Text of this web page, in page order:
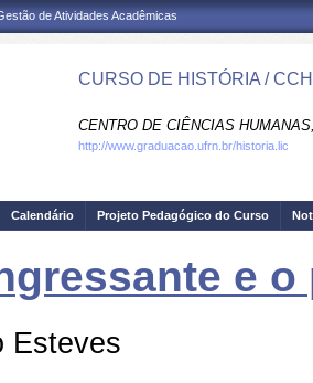
de Atividades Acadêmicas
CURSO DE HISTÓRIA /
CENTRO DE CIÊNCIAS
http://www.graduacao.ufrn.br/historia.lic
Calendário Projeto Pedagógico do Curso
e
Esteves